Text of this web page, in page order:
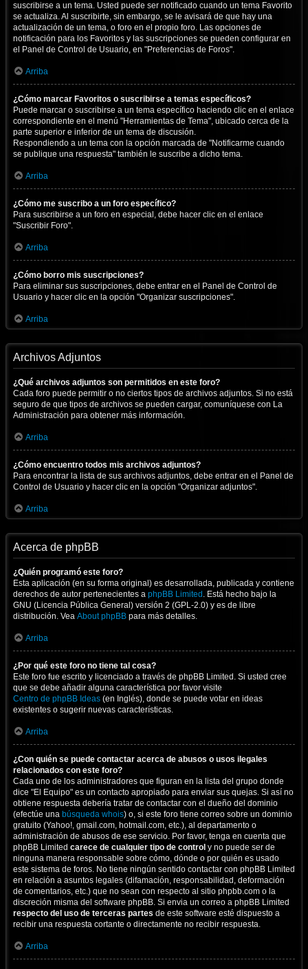
suscribirse a un tema. Usted puede ser notificado cuando un tema Favorito
se actualiza. Al suscribirte, sin embargo, se le avisará de que hay una
actualización de un tema, o foro en el propio foro. Las opciones de
notificación para los Favoritos y las suscripciones se pueden configurar en
el Panel de Control de Usuario, en "Preferencias de Foros".
Arriba
¿Cómo marcar Favoritos o suscribirse a temas específicos?
Puede marcar o suscribirse a un tema específico haciendo clic en el enlace
correspondiente en el menú "Herramientas de Tema", ubicado cerca de la
parte superior e inferior de un tema de discusión.
Respondiendo a un tema con la opción marcada de "Notificarme cuando
se publique una respuesta" también le suscribe a dicho tema.
Arriba
¿Cómo me suscribo a un foro específico?
Para suscribirse a un foro en especial, debe hacer clic en el enlace
"Suscribir Foro".
Arriba
¿Cómo borro mis suscripciones?
Para eliminar sus suscripciones, debe entrar en el Panel de Control de
Usuario y hacer clic en la opción "Organizar suscripciones".
Arriba
Archivos Adjuntos
¿Qué archivos adjuntos son permitidos en este foro?
Cada foro puede permitir o no ciertos tipos de archivos adjuntos. Si no está
seguro de que tipos de archivos se pueden cargar, comuníquese con La
Administración para obtener más información.
Arriba
¿Cómo encuentro todos mis archivos adjuntos?
Para encontrar la lista de sus archivos adjuntos, debe entrar en el Panel de
Control de Usuario y hacer clic en la opción "Organizar adjuntos".
Arriba
Acerca de phpBB
¿Quién programó este foro?
Esta aplicación (en su forma original) es desarrollada, publicada y contiene
derechos de autor pertenecientes a phpBB Limited . Está hecho bajo la
GNU (Licencia Pública General) versión 2 (GPL-2.0) y es de libre
distribución. Vea About phpBB para más detalles.
Arriba
¿Por qué este foro no tiene tal cosa?
Este foro fue escrito y licenciado a través de phpBB Limited. Si usted cree
que se debe añadir alguna característica por favor visite
Centro de phpBB Ideas (en Inglés), donde se puede votar en ideas
existentes o sugerir nuevas características.
Arriba
¿Con quién se puede contactar acerca de abusos o usos ilegales
relacionados con este foro?
Cada uno de los administradores que figuran en la lista del grupo donde
dice "El Equipo" es un contacto apropiado para enviar sus quejas. Si así no
obtiene respuesta debería tratar de contactar con el dueño del dominio
(efectúe una búsqueda whois) o, si este foro tiene correo sobre un dominio
gratuito (Yahoo!, gmail.com, hotmail.com, etc.), al departamento o
administración de abusos de ese servicio. Por favor, tenga en cuenta que
phpBB Limited carece de cualquier tipo de control y no puede ser de
ninguna manera responsable sobre cómo, dónde o por quién es usado
este sistema de foros. No tiene ningún sentido contactar con phpBB Limited
en relación a asuntos legales (difamación, responsabilidad, deformación
de comentarios, etc.) que no sean con respecto al sitio phpbb.com o la
discreción misma del software phpBB. Si envia un correo a phpBB Limited
respecto del uso de terceras partes de este software esté dispuesto a
recibir una respuesta cortante o directamente no recibir respuesta.
Arriba